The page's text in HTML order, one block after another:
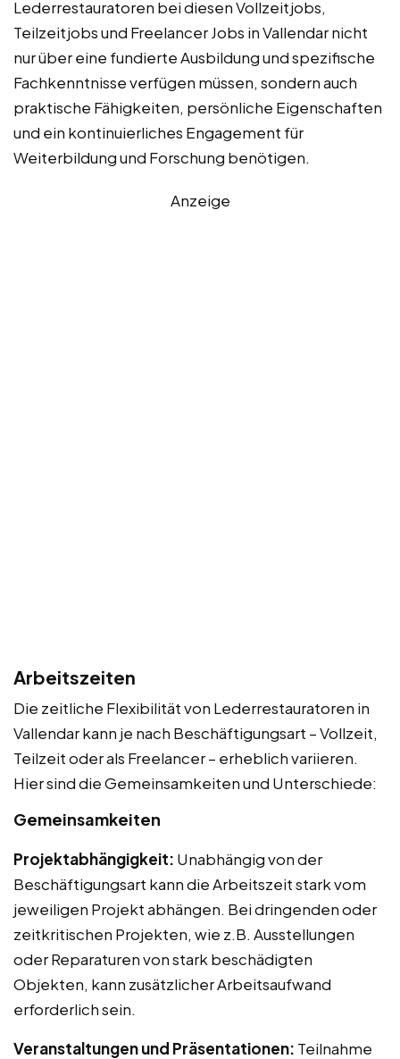
Lederrestauratoren bei diesen Vollzeitjobs,
Teilzeitjobs und Freelancer Jobs in Vallendar nicht
nur über eine fundierte Ausbildung und spezifische
Fachkenntnisse verfügen müssen, sondern auch
praktische Fähigkeiten, persönliche Eigenschaften
und ein kontinuierliches Engagement für
Weiterbildung und Forschung benötigen.
Anzeige
Arbeitszeiten
Die zeitliche Flexibilität von Lederrestauratoren in
Vallendar kann je nach Beschäftigungsart – Vollzeit,
Teilzeit oder als Freelancer – erheblich variieren.
Hier sind die Gemeinsamkeiten und Unterschiede:
Gemeinsamkeiten
Projektabhängigkeit: Unabhängig von der
Beschäftigungsart kann die Arbeitszeit stark vom
jeweiligen Projekt abhängen. Bei dringenden oder
zeitkritischen Projekten, wie z.B. Ausstellungen
oder Reparaturen von stark beschädigten
Objekten, kann zusätzlicher Arbeitsaufwand
erforderlich sein.
Veranstaltungen und Präsentationen: Teilnahme